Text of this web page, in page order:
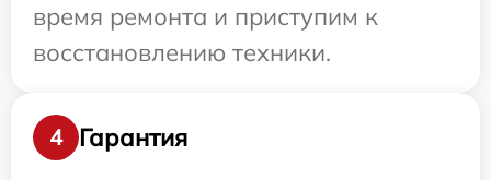
время ремонта и приступим к
восстановлению техники.
4
Гарантия